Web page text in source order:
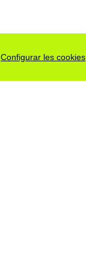
Configurar les cookies